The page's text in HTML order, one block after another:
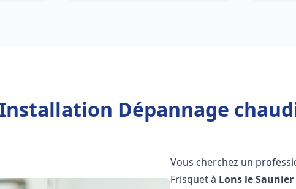
Dépannage
Vous cherchez un
Frisquet à Lons le Saunier